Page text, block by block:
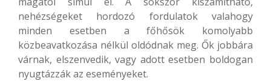
nehézségeket hordozó fordulatok valahogy
minden esetben a főhősök komolyabb
közbeavatkozása nélkül oldódnak meg. Ők jobbára
várnak, elszenvedik, vagy adott esetben boldogan
nyugtázzák az eseményeket.